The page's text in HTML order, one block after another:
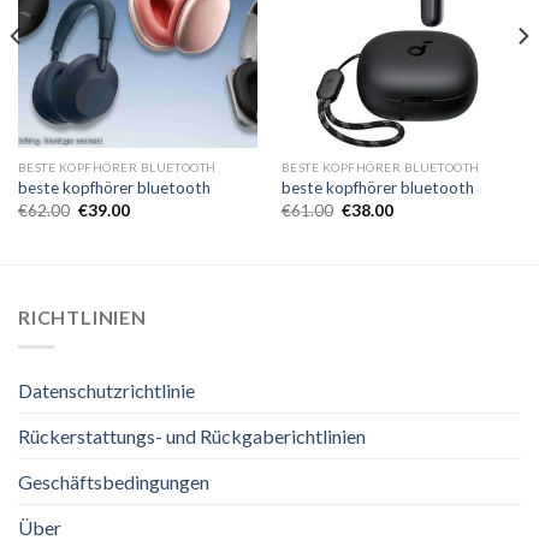
BESTE KOPFHÖRER BLUETOOTH
beste kopfhörer bluetooth
€62.00 €39.00
BESTE KOPFHÖRER BLUETOOTH
beste kopfhörer bluetooth
€61.00 €38.00
RICHTLINIEN
Datenschutzrichtlinie
Rückerstattungs- und Rückgaberichtlinien
Geschäftsbedingungen
Über